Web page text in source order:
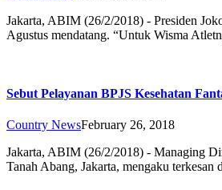
Jakarta, ABIM (26/2/2018) - Presiden
Agustus mendatang. “Untuk Wisma
Sebut Pelayanan BPJS Kesehatan
Country NewsFebruary 26, 2018
Jakarta, ABIM (26/2/2018) - Managing
Tanah Abang, Jakarta, mengaku terkesan